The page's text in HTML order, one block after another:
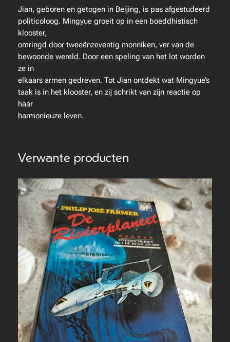
d
e
r
e
m
a
a
n
a
a
Jian, geboren en getogen in Beijing, is pas afgestudeerd
politicoloog. Mingyue groeit op in een boeddhistisch
klooster,
omringd door tweeënzeventig monniken, ver van de
bewoonde wereld. Door een speling van het lot worden
ze in
elkaars armen gedreven. Tot Jian ontdekt wat Mingyue’s
taak is in het klooster, en zij schrikt van zijn reactie op
haar
harmonieuze leven.
Verwante producten